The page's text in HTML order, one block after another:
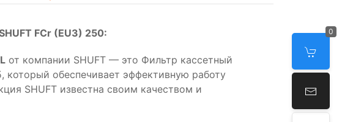
0
FСr (EU3) 250:
от компании SHUFT — это Фильтр кассетный
который обеспечивает эффективную работу
SHUFT известна своим качеством и